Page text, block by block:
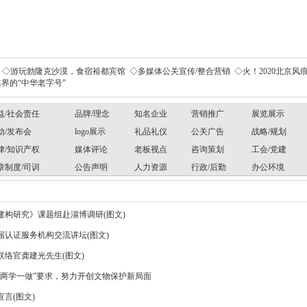
◇游玩勃隆克沙漠，食宿裕都宾馆 ◇多媒体公关宣传/整合营销 ◇火！2020北京风
的“中华老字号”
/社会责任 品牌/理念 知名企业 营销推广
展览展示
/发布会
logo展示 礼品礼仪 公关广告
战略/规划
/知识产权
媒体评论 老板视点 咨询策划
工会/党建
制度/司训
公告声明 人力资源 行政/后勤 办公环境
构研究》课题组赴淄博调研(图文)
认证服务机构交流讲坛(图文)
络官龚建光先生(图文)
学一做”要求，努力开创文物保护新局面
言(图文)